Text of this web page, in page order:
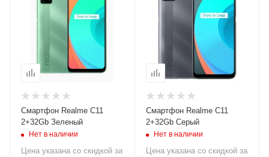
Смартфон Realme C11
2+32Gb Зеленый
Нет в наличии
Цена указана со скидкой за
Смартфон Realme C11
2+32Gb Серый
Нет в наличии
Цена указана со скидкой за